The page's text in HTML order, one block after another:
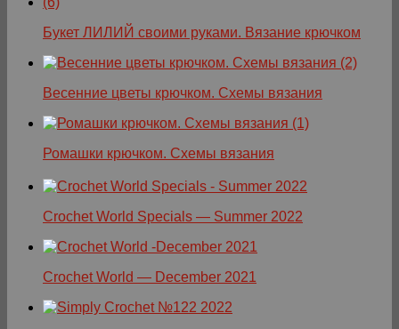
Букет ЛИЛИЙ своими руками. Вязание крючком
Весенние цветы крючком. Схемы вязания
Ромашки крючком. Схемы вязания
Crochet World Specials — Summer 2022
Crochet World — December 2021